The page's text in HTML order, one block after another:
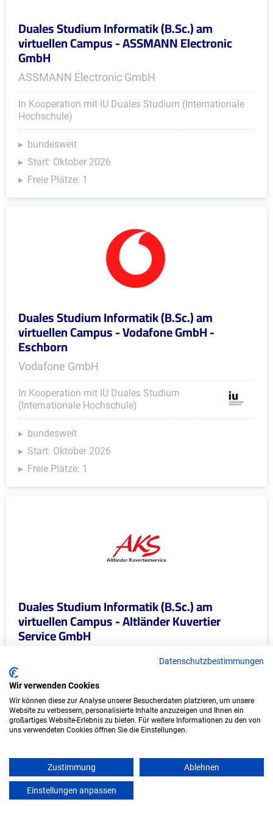
Duales Studium Informatik (B.Sc.) am
virtuellen Campus - ASSMANN Electronic
GmbH
ASSMANN Electronic GmbH
In Kooperation mit IU Duales Studium (Internationale
Hochschule)
bundesweit
Start: Oktober 2026
Freie Plätze: 1
Duales Studium Informatik (B.Sc.) am
virtuellen Campus - Vodafone GmbH -
Eschborn
Vodafone GmbH
In Kooperation mit IU Duales Studium
(Internationale Hochschule)
bundesweit
Start: Oktober 2026
Freie Plätze: 1
Duales Studium Informatik (B.Sc.) am
virtuellen Campus - Altländer Kuvertier
Service GmbH
Altländer Kuvertier Service GmbH
In Kooperation mit IU Duales Studium
(Internationale Hochschule)
bundesweit
Freie Plätze: 1
Datenschutzbestimmungen
Wir verwenden Cookies
Wir können diese zur Analyse unserer Besucherdaten platzieren, um unsere
Website zu verbessern, personalisierte Inhalte anzuzeigen und Ihnen ein
großartiges Website-Erlebnis zu bieten. Für weitere Informationen zu den von
uns verwendeten Cookies öffnen Sie die Einstellungen.
Zustimmung Ablehnen
Einstellungen anpassen